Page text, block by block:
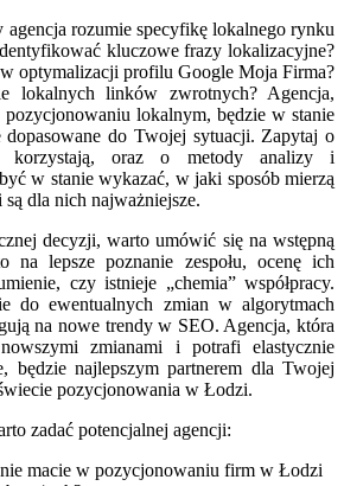
agencja rozumie specyfikę lokalnego rynku
kluczowe frazy lokalizacyjne?
optymalizacji profilu Google Moja Firma?
lokalnych linków zwrotnych? Agencja,
lokalnym, będzie w stanie
dopasowane do Twojej sytuacji. Zapytaj o
korzystają, oraz o metody analizy i
w stanie wykazać, w jaki sposób mierzą
dla nich najważniejsze.
decyzji, warto umówić się na wstępną
na lepsze poznanie zespołu, ocenę ich
czy istnieje „chemia” współpracy.
do ewentualnych zmian w algorytmach
na nowe trendy w SEO. Agencja, która
zmianami i potrafi elastycznie
będzie najlepszym partnerem dla Twojej
pozycjonowania w Łodzi.
zadać potencjalnej agencji:
macie w pozycjonowaniu firm w Łodzi